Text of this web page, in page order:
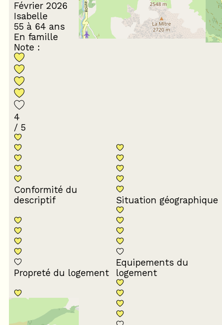
Février 2026
Isabelle
55 à 64 ans
En famille
Note :
4
/ 5
Conformité du
descriptif
Situation géographique
Propreté du logement
Equipements du
logement